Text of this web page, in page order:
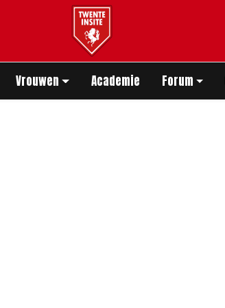
Vrouwen Academie Forum